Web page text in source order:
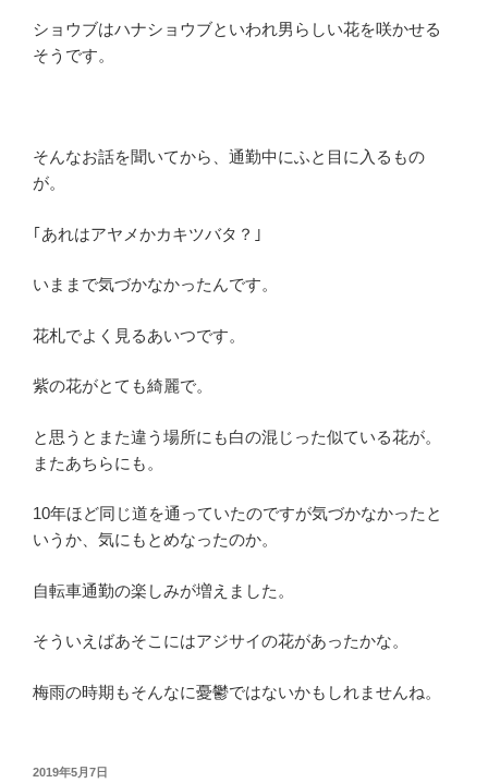
ショウブはハナショウブといわれ男らしい花を咲かせる
そうです。
そんなお話を聞いてから、通勤中にふと目に入るもの
が。
｢あれはアヤメかカキツバタ？｣
いままで気づかなかったんです。
花札でよく見るあいつです。
紫の花がとても綺麗で。
と思うとまた違う場所にも白の混じった似ている花が。
またあちらにも。
10年ほど同じ道を通っていたのですが気づかなかったと
いうか、気にもとめなったのか。
自転車通勤の楽しみが増えました。
そういえばあそこにはアジサイの花があったかな。
梅雨の時期もそんなに憂鬱ではないかもしれませんね。
投
2019年5月7日